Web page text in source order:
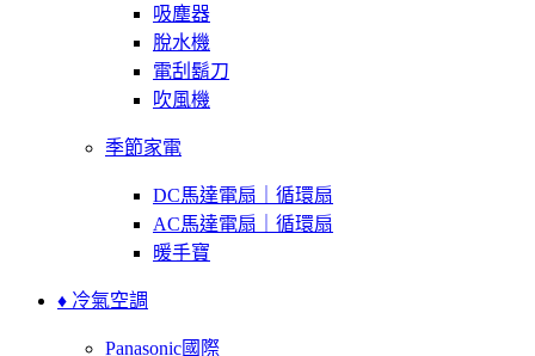
吸塵器
脫水機
電刮鬍刀
吹風機
季節家電
DC馬達電扇｜循環扇
AC馬達電扇｜循環扇
暖手寶
♦ 冷氣空調
Panasonic國際